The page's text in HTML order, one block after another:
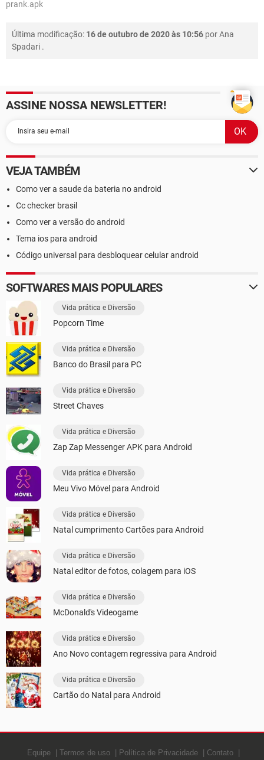
prank.apk
Última modificação: 16 de outubro de 2020 às 10:56 porAna
Spadari .
ASSINE NOSSA NEWSLETTER!
VEJA TAMBÉM
Como ver a saude da bateria no android
Cc checker brasil
Como ver a versão do android
Tema ios para android
Código universal para desbloquear celular android
SOFTWARES MAIS POPULARES
Vida prática e Diversão
Popcorn Time
Vida prática e Diversão
Banco do Brasil para PC
Vida prática e Diversão
Street Chaves
Vida prática e Diversão
Zap Zap Messenger APK para Android
Vida prática e Diversão
Meu Vivo Móvel para Android
Vida prática e Diversão
Natal cumprimento Cartões para Android
Vida prática e Diversão
Natal editor de fotos, colagem para iOS
Vida prática e Diversão
McDonald's Videogame
Vida prática e Diversão
Ano Novo contagem regressiva para Android
Vida prática e Diversão
Cartão do Natal para Android
Equipe Termos de uso Política de Privacidade Contato